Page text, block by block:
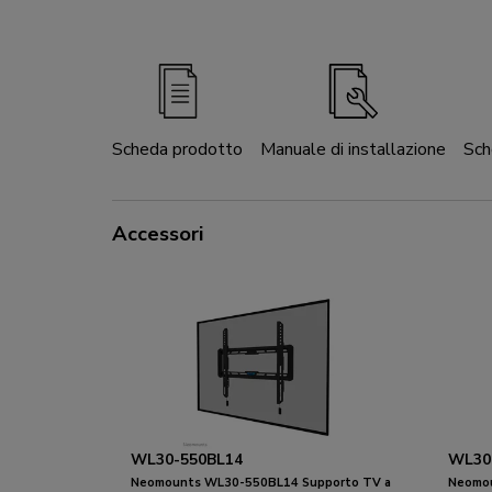
Scheda prodotto Manuale di installazione
Accessori
WL30-550BL14
Neomounts WL30-550BL14 Supporto TV a